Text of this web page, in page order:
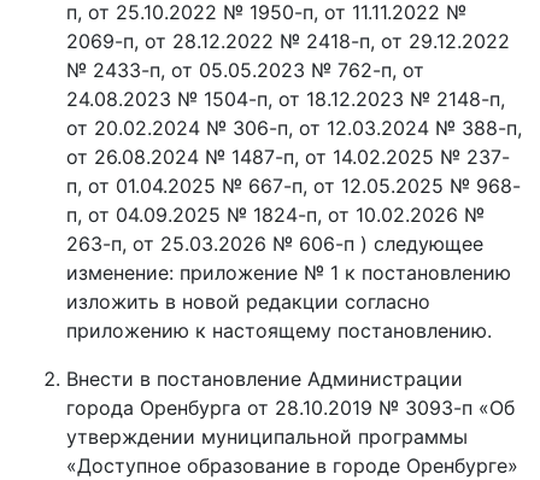
п, от 25.10.2022 № 1950-п, от 11.11.2022 №
2069-п, от 28.12.2022 № 2418-п, от 29.12.2022
№ 2433-п, от 05.05.2023 № 762-п, от
24.08.2023 № 1504-п, от 18.12.2023 № 2148-п,
от 20.02.2024 № 306-п, от 12.03.2024 № 388-п,
от 26.08.2024 № 1487-п, от 14.02.2025 № 237-
п, от 01.04.2025 № 667-п, от 12.05.2025 № 968-
п, от 04.09.2025 № 1824-п, от 10.02.2026 №
263-п, от 25.03.2026 № 606-п ) следующее
изменение: приложение № 1 к постановлению
изложить в новой редакции согласно
приложению к настоящему постановлению.
Внести в постановление Администрации
города Оренбурга от 28.10.2019 № 3093-п «Об
утверждении муниципальной программы
«Доступное образование в городе Оренбурге»